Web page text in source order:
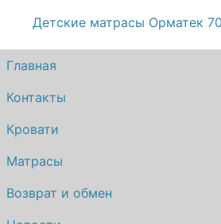
Детские матрасы Орматек
Главная
Контакты
Кровати
Матрасы
Возврат и обмен